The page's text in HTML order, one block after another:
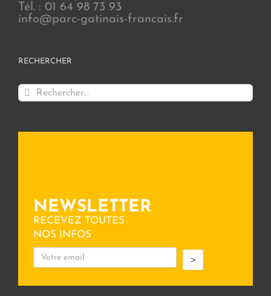
Tél. : 01 64 98 73 93
info@parc-gatinais-francais.fr
RECHERCHER
Rechercher:
NEWSLETTER
RECEVEZ TOUTES
NOS INFOS
>